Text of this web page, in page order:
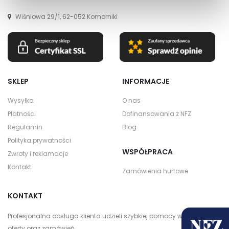
Wiśniowa 29/1, 62-052 Komorniki
SKLEP
Wysyłka
Płatności
Regulamin
Polityka prywatności
Zwroty i reklamacje
Kontakt
INFORMACJE
O nas
Dofinansowania z NFZ
Blog
WSPÓŁPRACA
Zamówienia hurtowe
KONTAKT
Profesjonalna obsługa klienta udzieli szybkiej pomocy w zakresie